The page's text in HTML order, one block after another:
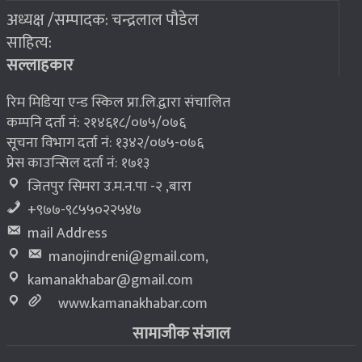
२०७६ बैशाख १३, शुक्रबार
८ भूकम्प पीडितलाई घर निर्माण गर्न लालपुर्जा
अध्यक्ष /सम्पादक: चन्द्रलाल पौडेल
साहित्य:
सल्लाहकार
रिम मिडिया एन्ड स्किल प्रा.लि.द्वारा संचालित
कम्पनि दर्ता नं: २१४६१८/०७५/०७६
सूचना विभाग दर्ता नं: १३४२/०७५-०७६
प्रेस काउन्सिल दर्ता नं: १७१३
जितपुर सिमरा उ.म.न.पा -२ ,बारा
+९७७-९८५५०२२५४७
mail Address
manojindreni@gmail.com,
kamanakhabar@gmail.com
www.kamanakhabar.com
सामाजीक संजाल